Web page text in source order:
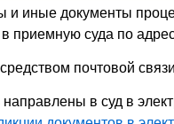
и иные документы
приемную суда по
почтовой
в суд в